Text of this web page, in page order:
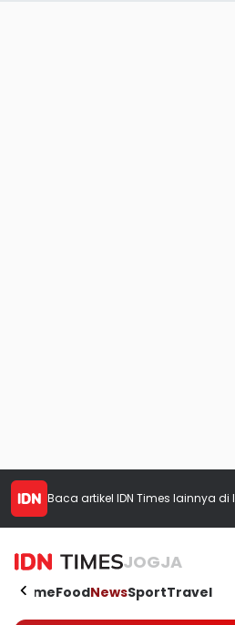
Baca artikel IDN Times lainnya di
JOGJA
HomeFoodNewsSportTravel